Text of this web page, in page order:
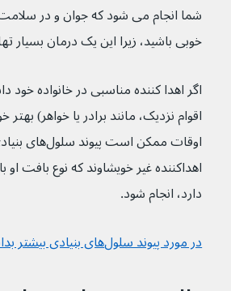
شما انجام می شود که جوان و در
خوبی باشید، زیرا این یک درمان
اگر اهدا کننده مناسبی در خانواده خود
اقوام نزدیک، مانند برادر یا خواهر)
اوقات ممکن است
اهداکننده غیر خویشاوند که نوع بافت
دارد، انجام شود.
در مورد پیوند سلول‌های بنیادی بیشتر بدانید